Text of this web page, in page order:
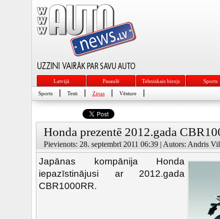
Latvijā Pasaulē Tehniskais birojs Sports
Sports Testi Ziņas Vēsture
Honda prezentē 2012.gada
Pievienots: 28. septembrī 2011 06:39 | Autors: Andris
Japānas kompānija Honda
iepazīstinājusi ar 2012.gada
CBR1000RR.